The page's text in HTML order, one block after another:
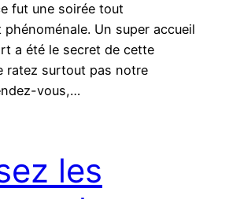
fut une soirée tout
phénoménale. Un super accueil
a été le secret de cette
ratez surtout pas notre
vous,…
les